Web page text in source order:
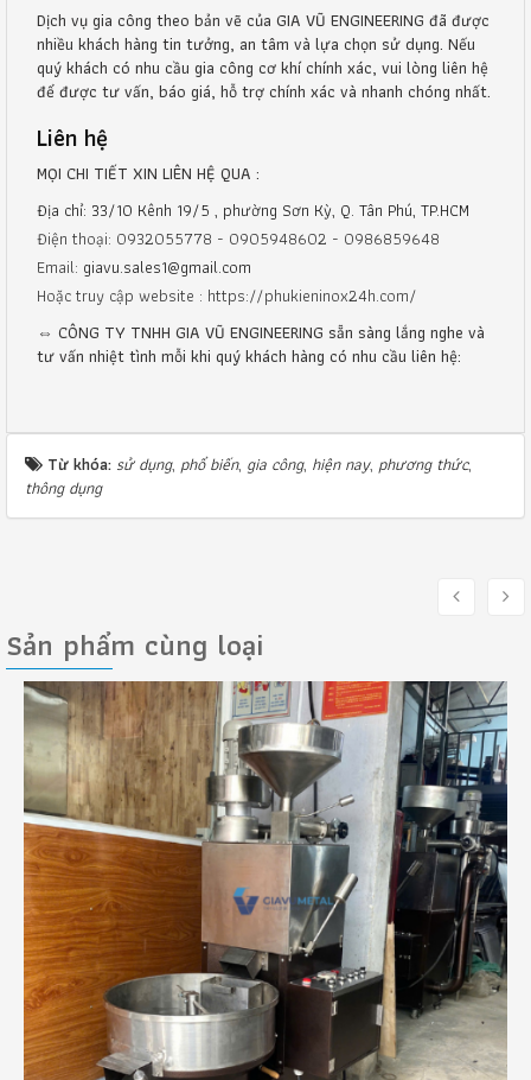
Dịch vụ gia công theo bản vẽ của GIA VŨ ENGINEERING đã được
nhiều khách hàng tin tưởng, an tâm và lựa chọn sử dụng. Nếu
quý khách có nhu cầu gia công cơ khí chính xác, vui lòng liên hệ
để được tư vấn, báo giá, hỗ trợ chính xác và nhanh chóng nhất.
Liên hệ
MỌI CHI TIẾT XIN LIÊN HỆ QUA :
Địa chỉ: 33/10 Kênh 19/5 , phường Sơn Kỳ, Q. Tân Phú, TP.HCM
Điện thoại: 0932055778 - 0905948602 - 0986859648
Email: giavu.sales1@gmail.com
Hoặc truy cập website : https://phukieninox24h.com/
⇔ CÔNG TY TNHH GIA VŨ ENGINEERING sẵn sàng lắng nghe và
tư vấn nhiệt tình mỗi khi quý khách hàng có nhu cầu liên hệ:
Từ khóa: sử dụng, phổ biến, gia công, hiện nay, phương thức,
thông dụng
Sản phẩm cùng loại